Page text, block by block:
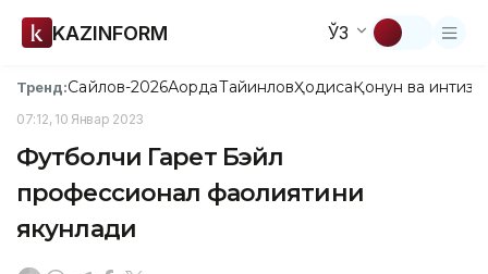
KAZINFORM ЎЗ
Тренд:Сайлов-2026АқордаТайинловҲодисаҚонун ва
07:12, 10 Январ 2023
Футболчи Гарет Бэйл
профессионал фаолиятини
якунлади